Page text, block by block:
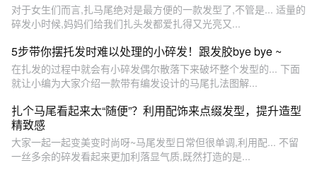
对于女生们而言,扎马尾绝对是最方便的一款发型了,不管是... 适量的
碎发小时候,妈妈们给我们扎头发都爱扎得又光亮又...
5步带你摆托发时难以处理的小碎发！跟发胶bye bye ~
在扎发的过程中就会有小碎发偶尔散落下来破坏整个发型的... 下面
就让小编为大家介绍一款带有编发设计的马尾扎法图解...
扎个马尾看起来太“随便”？利用配饰来点缀发型，提升造型
精致感
大家一起一起变美变时尚呀~马尾发型日常但很单调,利用配... 不留
一丝多余的碎发看起来更加利落显气质,既然打造的是...